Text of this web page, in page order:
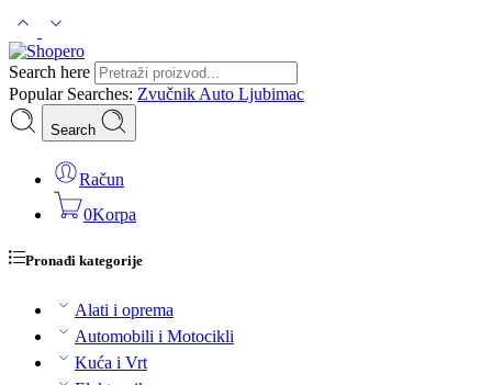
Search here
Popular Searches: Zvučnik Auto Ljubimac
Search
Račun
0Korpa
Pronađi kategorije
Alati i oprema
Automobili i Motocikli
Kuća i Vrt